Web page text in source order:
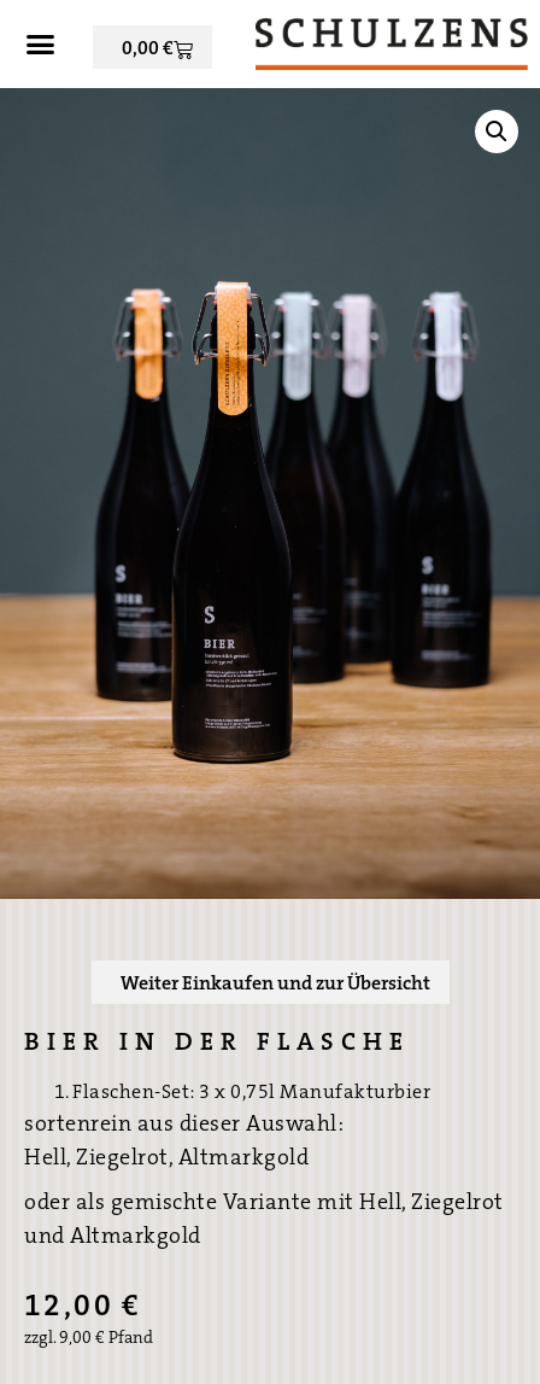
0,00€
Weiter Einkaufen und zur Übersicht
BIER IN DER FLASCHE
Flaschen-Set: 3 x 0,75l Manufakturbier
sortenrein aus dieser Auswahl:
Hell, Ziegelrot, Altmarkgold
oder als gemischte Variante mit Hell, Ziegelrot
und Altmarkgold
12,00€
zzgl.9,00 € Pfand